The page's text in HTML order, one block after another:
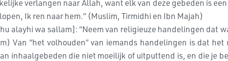
verlangen naar Allah, want elk van deze gebeden is
Ik ren naar hem.” (Muslim, Tirmidhi en Ibn Majah)
alayhi wa sallam]: “Neem van religieuze handelingen dat
Van “het volhouden” van iemands handelingen is dat
inhaalgebeden die niet moeilijk of uitputtend is, en die je